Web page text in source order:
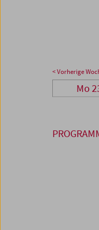
< Vorherige
Mo